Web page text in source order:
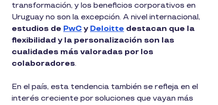
transformación, y los beneficios corporativos en
Uruguay no son la excepción. A nivel internacional,
estudios de PwC y Deloitte destacan que la
flexibilidad y la personalización son las
cualidades más valoradas por los
colaboradores.
En el país, esta tendencia también se refleja en el
interés creciente por soluciones que vayan más